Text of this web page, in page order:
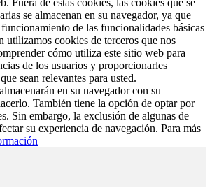
Fuera de estas cookies, las cookies que se
se almacenan en su navegador, ya que
de las funcionalidades básicas
utilizamos cookies de terceros que nos
cómo utiliza este sitio web para
de los usuarios y proporcionarles
sean relevantes para usted.
en su navegador con su
También tiene la opción de optar por
Sin embargo, la exclusión de algunas de
su experiencia de navegación. Para más